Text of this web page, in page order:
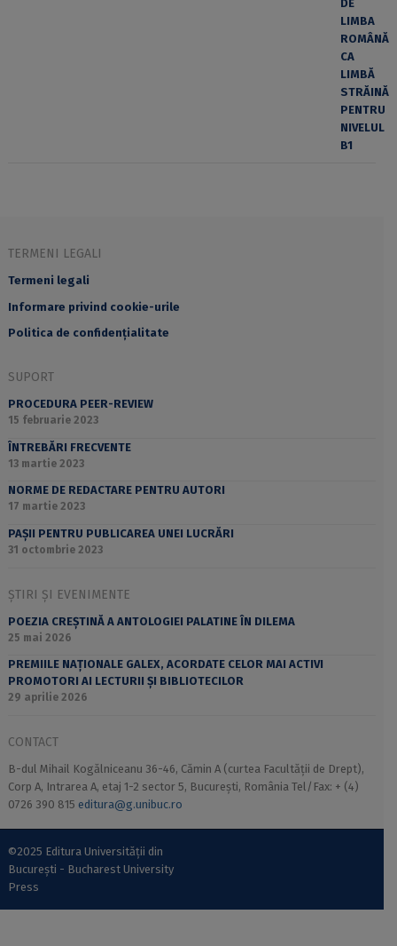
TERMENI LEGALI
Termeni legali
Informare privind cookie-urile
Politica de confidențialitate
SUPORT
PROCEDURA PEER-REVIEW
15 februarie 2023
ÎNTREBĂRI FRECVENTE
13 martie 2023
NORME DE REDACTARE PENTRU AUTORI
17 martie 2023
PAȘII PENTRU PUBLICAREA UNEI LUCRĂRI
31 octombrie 2023
ȘTIRI ȘI EVENIMENTE
POEZIA CREȘTINĂ A ANTOLOGIEI PALATINE ÎN DILEMA
25 mai 2026
PREMIILE NAȚIONALE GALEX, ACORDATE CELOR MAI ACTIVI
PROMOTORI AI LECTURII ȘI BIBLIOTECILOR
29 aprilie 2026
CONTACT
B-dul Mihail Kogălniceanu 36-46, Cămin A (curtea Facultății de Drept),
Corp A, Intrarea A, etaj 1-2 sector 5, București, România Tel/Fax: + (4)
0726 390 815 editura@g.unibuc.ro
©2025 Editura Universității din
București - Bucharest University
Press